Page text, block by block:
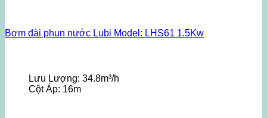
Bơm đài phun nước Lubi Model: LHS61 1.5Kw
Lưu Lượng: 34.8m³/h
Cột Áp: 16m